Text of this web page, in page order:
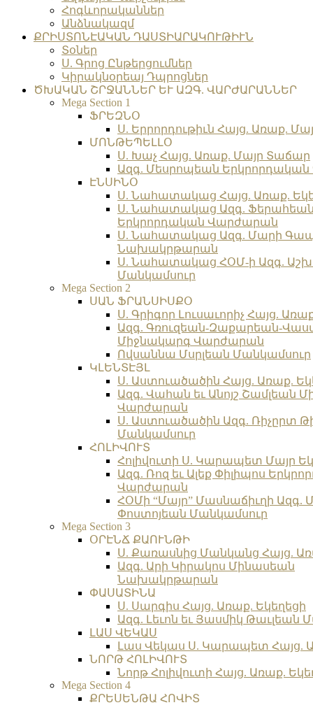
Հոգևորականներ
Անձնակազմ
ՔՐԻՍՏՈՆԷԱԿԱՆ ԴԱՍՏԻԱՐԱԿՈՒԹԻՒՆ
Տօներ
Ս. Գրոց Ընթերցումներ
Կիրակնօրեայ Դպրոցներ
ԾԽԱԿԱՆ ՇՐՋԱՆՆԵՐ ԵՒ ԱԶԳ. ՎԱՐԺԱՐԱՆՆԵՐ
Mega Section 1
ՖՐԵԶՆՕ
Ս. Երրորդութիւն Հայց. Առաք.
ՄՈՆԹԵՊԵԼԼՕ
Ս. Խաչ Հայց. Առաք. Մայր Տաճար
Ազգ. Մեսրոպեան
ԷՆՍԻՆՕ
Ս. Նահատակաց Հայց. Առաք.
Ս. Նահատակաց Ազգ.
Երկրորդական Վարժարան
Ս. Նահատակաց Ազգ. Մարի
Նախակրթարան
Ս. Նահատակաց ՀՕՄ-ի Ազգ.
Մանկամսուր
Mega Section 2
ՍԱՆ ՖՐԱՆՍԻՍՔՕ
Ս. Գրիգոր Լուսաւորիչ Հայց.
Ազգ. Գռուզեան-Զաքարեան-
Միջնակարգ Վարժարան
Ովսաննա Մսրլեան Մանկամսուր
ԿԼԵՆՏԷՅԼ
Ս. Աստուածածին Հայց. Առաք.
Ազգ. Վահան եւ Անոյշ Շամլեան
Վարժարան
Ս. Աստուածածին Ազգ. Ռիչըրտ
Մանկամսուր
ՀՈԼԻՎՈՒՏ
Հոլիվուտի Ս. Կարապետ Մայր
Ազգ. Ռոզ եւ Ալեք Փիլիպոս
Վարժարան
ՀՕՄի “Մայր” Մասնաճիւղի Ազգ.
Փոստոյեան Մանկամսուր
Mega Section 3
ՕՐԷՆՃ ՔԱՈՒՆԹԻ
Ս. Քառասնից Մանկանց Հայց.
Ազգ. Արի Կիրակոս Մինասեան
Նախակրթարան
ՓԱՍԱՏԻՆԱ
Ս. Սարգիս Հայց. Առաք. Եկեղեցի
Ազգ. Լեւոն եւ Յասմիկ Թաւլեան
ԼԱՍ ՎԵԿԱՍ
Լաս Վեկաս Ս. Կարապետ Հայց.
ՆՈՐԹ ՀՈԼԻՎՈՒՏ
Նորթ Հոլիվուտի Հայց. Առաք.
Mega Section 4
ՔՐԵՍԵՆԹԱ ՀՈՎԻՏ